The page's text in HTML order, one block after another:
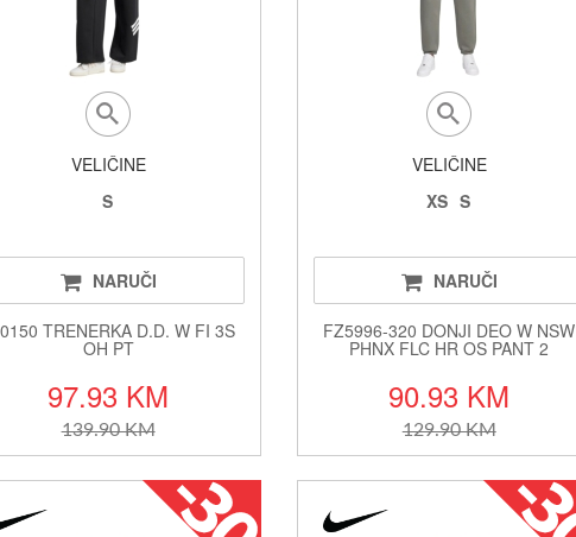
VELIČINE
S
NARUČI
TRENERKA D.D. W FI 3S
OH PT
97.93 KM
139.90 KM
VELIČINE
XS S
NARUČI
FZ5996-320 DONJI DEO W NSW
PHNX FLC HR OS PANT 2
90.93 KM
129.90 KM